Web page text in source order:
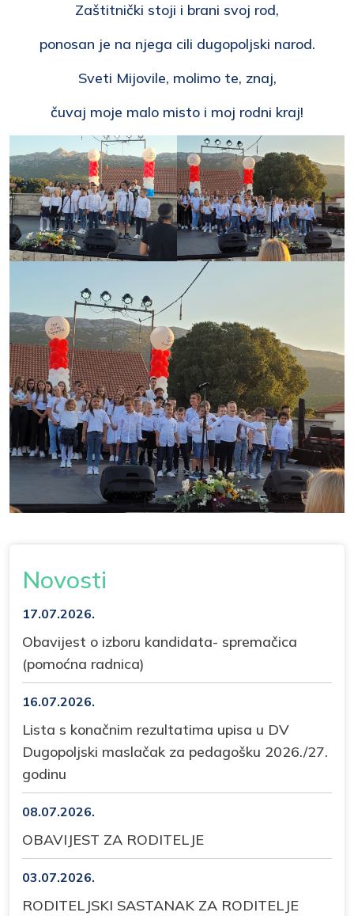
Zaštitnički stoji i brani svoj rod,
ponosan je na njega cili dugopoljski narod.
Sveti Mijovile, molimo te, znaj,
čuvaj moje malo misto i moj rodni kraj!
Novosti
17.07.2026.
Obavijest o izboru kandidata- spremačica
(pomoćna radnica)
16.07.2026.
Lista s konačnim rezultatima upisa u DV
Dugopoljski maslačak za pedagošku 2026./27.
godinu
08.07.2026.
OBAVIJEST ZA RODITELJE
03.07.2026.
RODITELJSKI SASTANAK ZA RODITELJE